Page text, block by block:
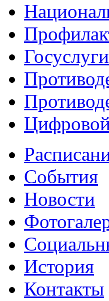
События
Новости
История
Контакты